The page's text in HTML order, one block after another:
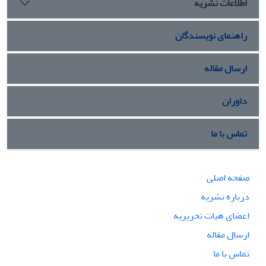
ذیل سه شاخصه «همیشگی بودن جنگ و منازعه در سپهر زیست
اجتماعی»، «تقدیس ارتش و قوای نظامی» و «ایجاد یک جامعه
میلیتاریستی» مورد بررسی قرار گیرد.
راهنمای نویسندگان
ارسال مقاله
داوران
تماس با ما
صفحه اصلی
درباره نشریه
اعضای هیات تحریریه
ارسال مقاله
تماس با ما